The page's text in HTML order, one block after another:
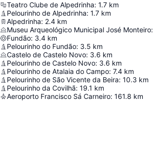
Teatro Clube de Alpedrinha: 1.7 km
Pelourinho de Alpedrinha: 1.7 km
Alpedrinha: 2.4 km
Museu Arqueológico Municipal José Monteiro:
Fundão: 3.4 km
Pelourinho do Fundão: 3.5 km
Castelo de Castelo Novo: 3.6 km
Pelourinho de Castelo Novo: 3.6 km
Pelourinho de Atalaia do Campo: 7.4 km
Pelourinho de São Vicente da Beira: 10.3 km
Pelourinho da Covilhã: 19.1 km
Aeroporto Francisco Sá Carneiro: 161.8 km